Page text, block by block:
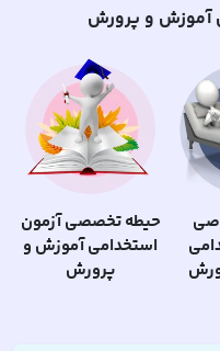
آموزش و پرورش
حیطه تخصصی آزمون
استخدامی آموزش و
پرورش